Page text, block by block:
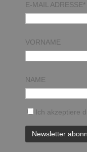
E-MAIL ADRESSE*
VORNAME
NAME
Ich akzeptiere